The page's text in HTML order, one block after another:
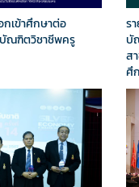
เข้าศึกษาต่อ
ณฑิตวิชาชีพครู
ร
บั
ส
ศึ